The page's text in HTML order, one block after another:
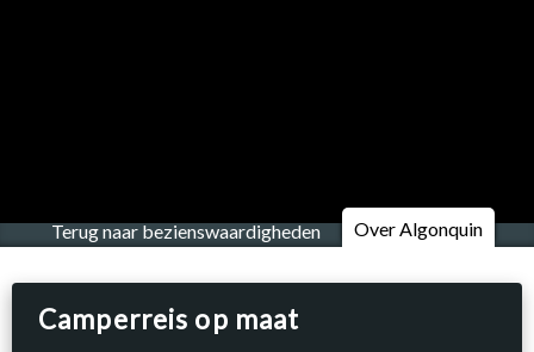
Terug naar bezienswaardigheden Over Algonquin
Camperreis op maat